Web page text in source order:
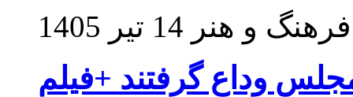
فرهنگ و هنر 14 تیر 1405
وداع گرفتند +فیلم